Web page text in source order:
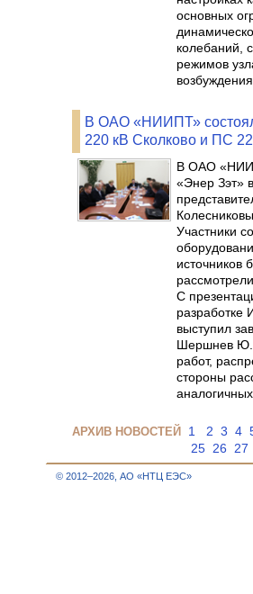
основных
колебаний,
режимов
В ОАО «НИИПТ»
220 кВ Сколково и ПС
В ОАО
«Энер Зэт»
Участники
источников
C
выступил
Шершнев
работ,
стороны
АРХИВ НОВОСТЕЙ 1 2 3 4
25 26 27
© 2012–2026, АО «НТЦ ЕЭС»